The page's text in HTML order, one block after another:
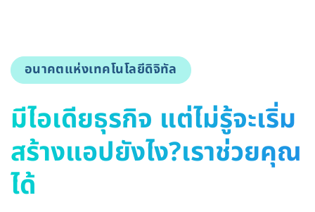
อนาคตแห่งเทคโนโลยีดิจิทัล
มีไอเดียธุรกิจ แต่ไม่รู้จะเริ่ม
สร้างแอปยังไง?เราช่วยคุณ
ได้